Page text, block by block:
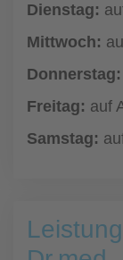
Dienstag:
Mittwoch:
Donnerstag:
Freitag: auf
Samstag: